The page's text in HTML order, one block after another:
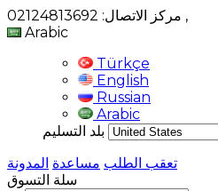
,
Arabic
Türkçe
English
Russian
Arabic
بلد التسليم
تعقب الطلب مساعدة المدونة
سلة التسوق